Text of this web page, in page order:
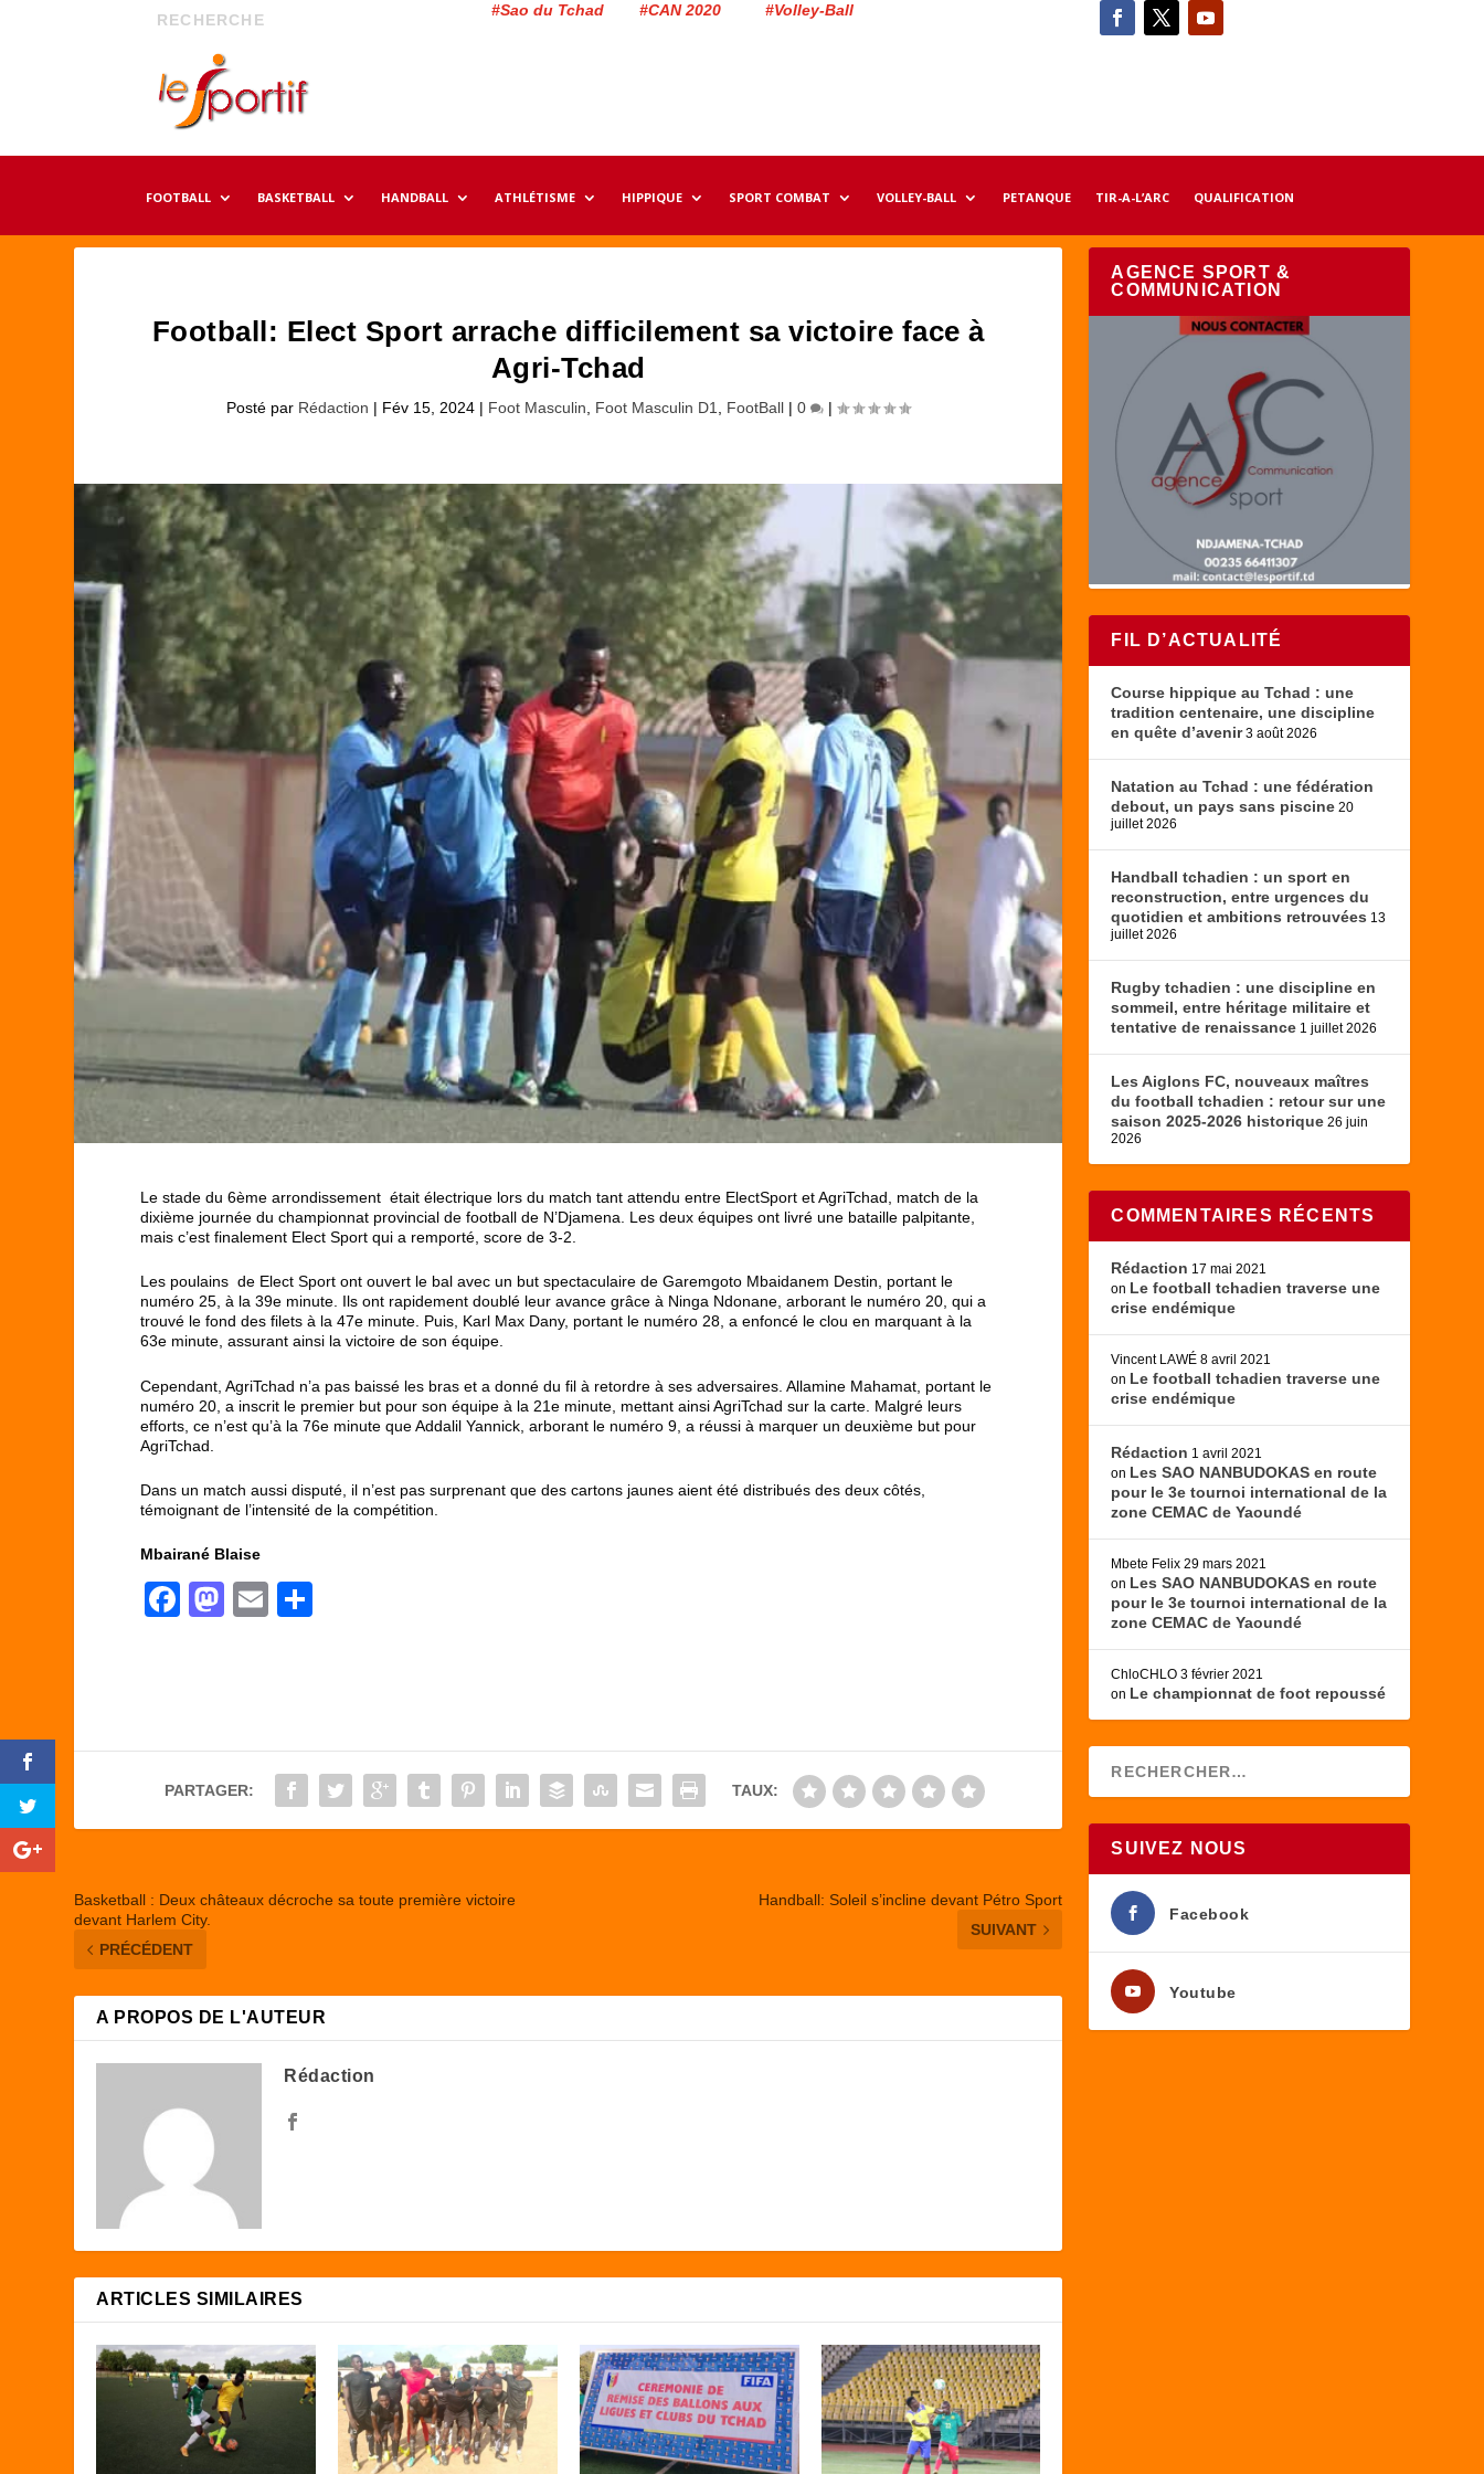
#Sao du Tchad #CAN 2020 #Volley-Ball
FOOTBALL BASKETBALL HANDBALL ATHLÉTISME HIPPIQUE SPORT COMBAT VOLLEY-BALL PETANQUE TIR-A-L’ARC QUALIFICATION
Football: Elect Sport arrache difficilement sa victoire face à
Agri-Tchad
Posté par Rédaction | Fév 15, 2024 | Foot Masculin Foot Masculin D1 FootBall |0 |
Le stade du 6ème arrondissement était électrique lors du match tant attendu entre ElectSport et AgriTchad, match de la
dixième journée du championnat provincial de football de N’Djamena. Les deux équipes ont livré une bataille palpitante,
mais c’est finalement Elect Sport qui a remporté, score de 3-2.
Les poulains de Elect Sport ont ouvert le bal avec un but spectaculaire de Garemgoto Mbaidanem Destin, portant le
numéro 25, à la 39e minute. Ils ont rapidement doublé leur avance grâce à Ninga Ndonane, arborant le numéro 20, qui a
trouvé le fond des filets à la 47e minute. Puis, Karl Max Dany, portant le numéro 28, a enfoncé le clou en marquant à la
63e minute, assurant ainsi la victoire de son équipe.
Cependant, AgriTchad n’a pas baissé les bras et a donné du fil à retordre à ses adversaires. Allamine Mahamat, portant le
numéro 20, a inscrit le premier but pour son équipe à la 21e minute, mettant ainsi AgriTchad sur la carte. Malgré leurs
efforts, ce n’est qu’à la 76e minute que Addalil Yannick, arborant le numéro 9, a réussi à marquer un deuxième but pour
AgriTchad.
Dans un match aussi disputé, il n’est pas surprenant que des cartons jaunes aient été distribués des deux côtés,
témoignant de l’intensité de la compétition.
Mbairané Blaise
F
b
o
M
d
o
E
er
PARTAGER: TAUX:
Basketball : Deux châteaux décroche sa toute première victoire
devant Harlem City.
PRÉCÉDENT
Handball: Soleil s’incline devant Pétro Sport
SUIVANT
A PROPOS DE L'AUTEUR
Rédaction
ARTICLES SIMILAIRES
AGENCE SPORT &
COMMUNICATION
FIL D’ACTUALITÉ
Course hippique au Tchad : une
tradition centenaire, une discipline
en quête d’avenir 3 août 2026
Natation au Tchad : une fédération
debout, un pays sans piscine 20
juillet 2026
Handball tchadien : un sport en
reconstruction, entre urgences du
quotidien et ambitions retrouvées 13
juillet 2026
Rugby tchadien : une discipline en
sommeil, entre héritage militaire et
tentative de renaissance 1 juillet 2026
Les Aiglons FC, nouveaux maîtres
du football tchadien : retour sur une
saison 2025-2026 historique 26 juin
2026
COMMENTAIRES RÉCENTS
Rédaction 17 mai 2021
on Le football tchadien traverse une
crise endémique
Vincent LAWÉ 8 avril 2021
on Le football tchadien traverse une
crise endémique
Rédaction 1 avril 2021
on Les SAO NANBUDOKAS en route
pour le 3e tournoi international de la
zone CEMAC de Yaoundé
Mbete Felix 29 mars 2021
on Les SAO NANBUDOKAS en route
pour le 3e tournoi international de la
zone CEMAC de Yaoundé
ChloCHLO 3 février 2021
on Le championnat de foot repoussé
SUIVEZ NOUS
Facebook
Youtube